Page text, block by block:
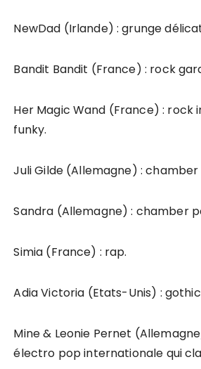
NewDad (Irlande) : grunge
Bandit Bandit (France) : rock
Her Magic Wand (France) : rock
funky.
Juli Gilde (Allemagne) : chamber
Sandra (Allemagne) : chamber
Simia (France) : rap.
Adia Victoria (Etats-Unis) :
Mine & Leonie Pernet
électro pop internationale qui